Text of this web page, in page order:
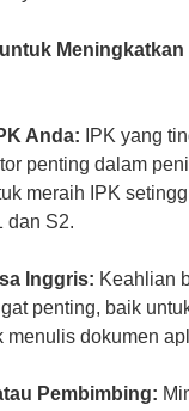
Meningkatkan
Anda: IPK yang
penting dalam
meraih IPK
dan S2.
Inggris: Keahlian
penting, baik
menulis dokumen
Pembimbing: